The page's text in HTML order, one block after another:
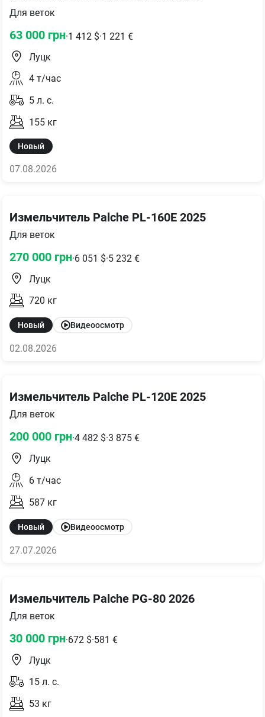
Для веток
63 000 грн·1 412 $·1 221 €
Луцк
4 т/час
5 л. с.
155 кг
Новый
07.08.2026
Измельчитель Palche PL-160E 2025
Для веток
270 000 грн·6 051 $·5 232 €
Луцк
720 кг
Новый Видеоосмотр
02.08.2026
Измельчитель Palche PL-120E 2025
Для веток
200 000 грн·4 482 $·3 875 €
Луцк
6 т/час
587 кг
Новый Видеоосмотр
27.07.2026
Измельчитель Palche PG-80 2026
Для веток
30 000 грн·672 $·581 €
Луцк
15 л. с.
53 кг